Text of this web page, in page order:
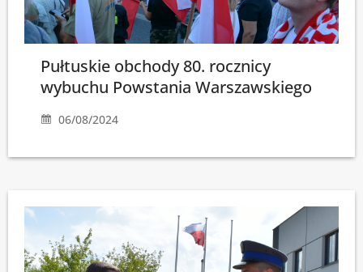
Pułtuskie obchody 80. rocznicy
wybuchu Powstania Warszawskiego
06/08/2024